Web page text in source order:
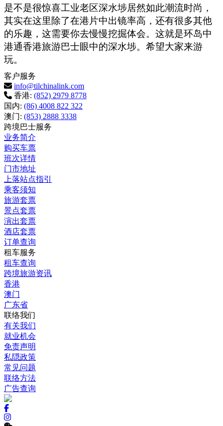
是不是很惊喜工业老区深水埗居然如此潮流时尚，
其实在这里除了在港片中出镜率高，还有很多其他
的乐趣，这需要你去慢慢挖掘体会。这就是环岛中
港通香港旅游巴士眼中的深水埗。希望大家来游
玩。
客户服务
info@tilchinalink.com
香港: (852) 2979 8778
国内: (86) 4008 822 322
澳门: (853) 2888 3338
跨境巴士服务
业务简介
购买车票
班次详情
门市地址
上落站点指引
乘客须知
旅游套票
景点套票
演出套票
酒店套票
订单查询
租车服务
租车查询
跨境旅游资讯
香港
澳门
广东省
联络我们
有关我们
就业机会
免责声明
私隠政策
常见问题
联络方法
广告查询